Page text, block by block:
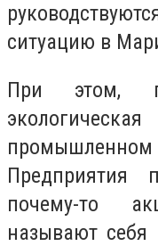
ситуацию в
При этом,
Предприятия
почему-то
называют себя